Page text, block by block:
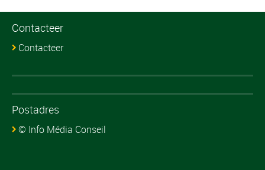
Contacteer
Contacteer
Postadres
© Info Média Conseil